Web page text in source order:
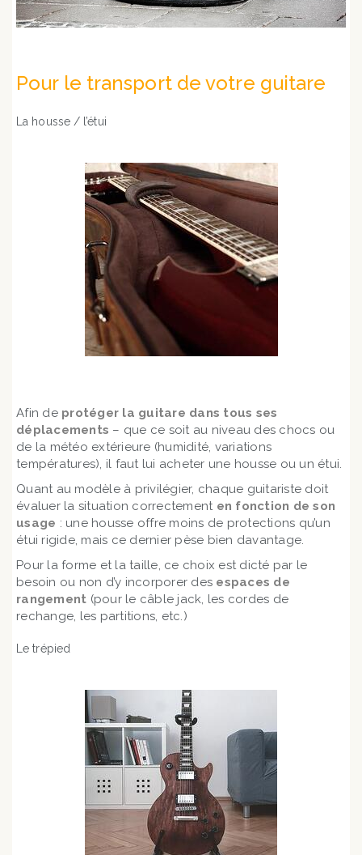
Pour le transport de votre guitare
La housse / l’étui
Afin de protéger la guitare dans tous ses
déplacements – que ce soit au niveau des chocs ou
de la météo extérieure (humidité, variations
températures), il faut lui acheter une housse ou un étui.
Quant au modèle à privilégier, chaque guitariste doit
évaluer la situation correctement en fonction de son
usage : une housse offre moins de protections qu’un
étui rigide, mais ce dernier pèse bien davantage.
Pour la forme et la taille, ce choix est dicté par le
besoin ou non d’y incorporer des espaces de
rangement (pour le câble jack, les cordes de
rechange, les partitions, etc.)
Le trépied